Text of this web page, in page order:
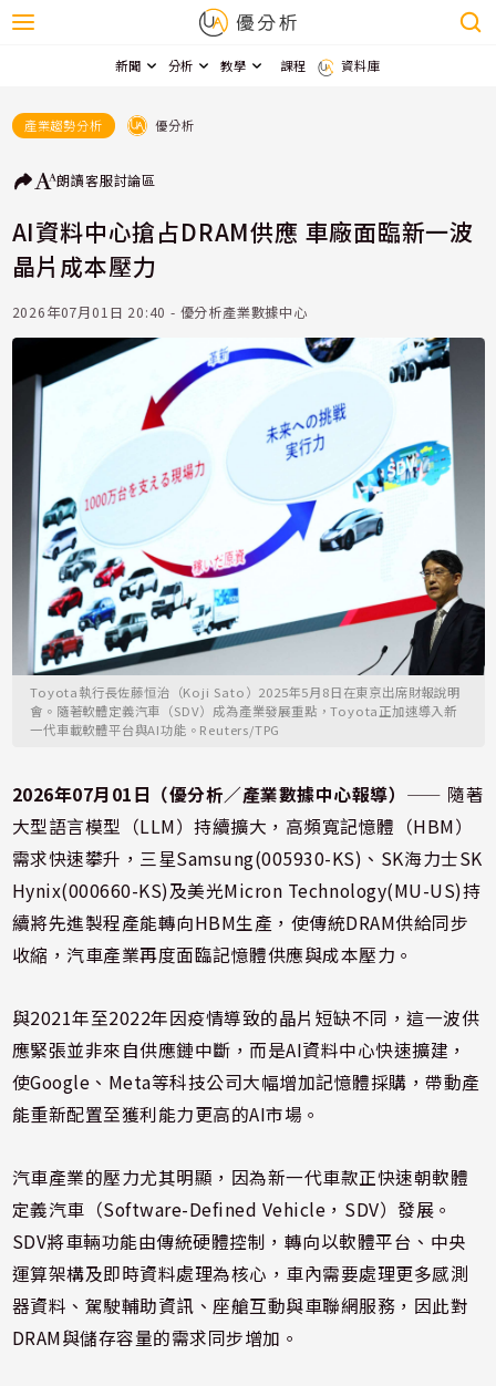
新聞 分析 教學 課程 資料庫
產業趨勢分析 優分析
朗讀客服討論區
AI資料中心搶占DRAM供應 車廠面臨新一波
晶片成本壓力
2026年07月01日 20:40 - 優分析產業數據中心
Toyota執行長佐藤恒治（Koji Sato）2025年5月8日在東京出席財報說明
會。隨著軟體定義汽車（SDV）成為產業發展重點，Toyota正加速導入新
一代車載軟體平台與AI功能。Reuters/TPG
2026年07月01日（優分析／產業數據中心報導） ⸺ 隨著
大型語言模型（LLM）持續擴大，高頻寬記憶體（HBM）
需求快速攀升，三星Samsung(005930-KS)、SK海力士SK
Hynix(000660-KS)及美光Micron Technology(MU-US)持
續將先進製程產能轉向HBM生產，使傳統DRAM供給同步
收縮，汽車產業再度面臨記憶體供應與成本壓力。
與2021年至2022年因疫情導致的晶片短缺不同，這一波供
應緊張並非來自供應鏈中斷，而是AI資料中心快速擴建，
使Google、Meta等科技公司大幅增加記憶體採購，帶動產
能重新配置至獲利能力更高的AI市場。
汽車產業的壓力尤其明顯，因為新一代車款正快速朝軟體
定義汽車（Software-Defined Vehicle，SDV）發展。
SDV將車輛功能由傳統硬體控制，轉向以軟體平台、中央
運算架構及即時資料處理為核心，車內需要處理更多感測
器資料、駕駛輔助資訊、座艙互動與車聯網服務，因此對
DRAM與儲存容量的需求同步增加。